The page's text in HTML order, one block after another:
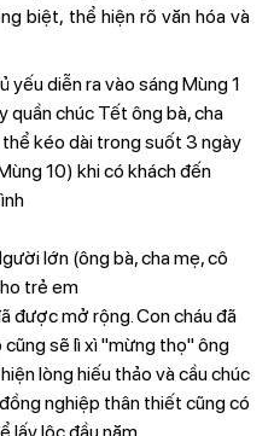
biệt, thể hiện rõ văn hóa và
yếu diễn ra vào sáng Mùng 1
quần chúc Tết ông bà, cha
thể kéo dài trong suốt 3 ngày
10) khi có khách đến
lớn (ông bà, cha mẹ, cô
trẻ em
được mở rộng. Con cháu đã
cũng sẽ lì xì "mừng thọ" ông
lòng hiếu thảo và cầu chúc
nghiệp thân thiết cũng có